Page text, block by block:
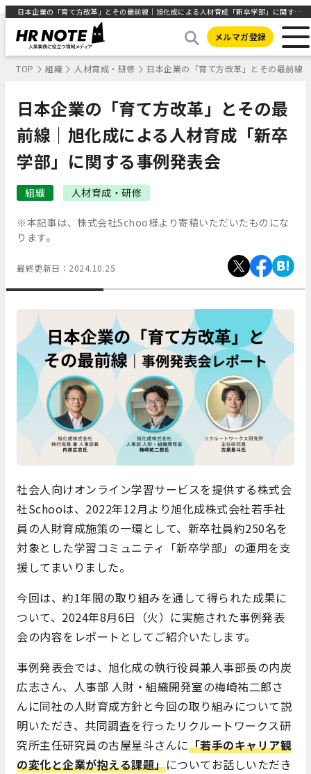
日本企業の「育て方改革」とその最前線｜旭化成による人材育成「新卒学部」に関する事例発表会 ｜HR NOTE
メルマガ登録
TOP 組織 人材育成・研修 日本企業の「育て方改革」とその最前線
日本企業の「育て方改革」とその最
前線｜旭化成による人材育成「新卒
学部」に関する事例発表会
組織 人材育成・研修
※本記事は、株式会社Schoo様より寄稿いただいたものにな
ります。
最終更新日： 2024.10.25
社会人向けオンライン学習サービスを提供する株式会
社Schooは、2022年12月より旭化成株式会社若手社
員の人財育成施策の一環として、新卒社員約250名を
対象とした学習コミュニティ「新卒学部」の運用を支
援してまいりました。
今回は、約1年間の取り組みを通して得られた成果に
ついて、2024年8月6日（火）に実施された事例発表
会の内容をレポートとしてご紹介いたします。
事例発表会では、旭化成の執行役員兼人事部長の内炭
広志さん、人事部 人財・組織開発室の梅崎祐二郎さ
んに同社の人財育成方針と今回の取り組みについて説
明いただき、共同調査を行ったリクルートワークス研
究所主任研究員の古屋星斗さんに「若手のキャリア観
の変化と企業が抱える課題」についてお話しいただき